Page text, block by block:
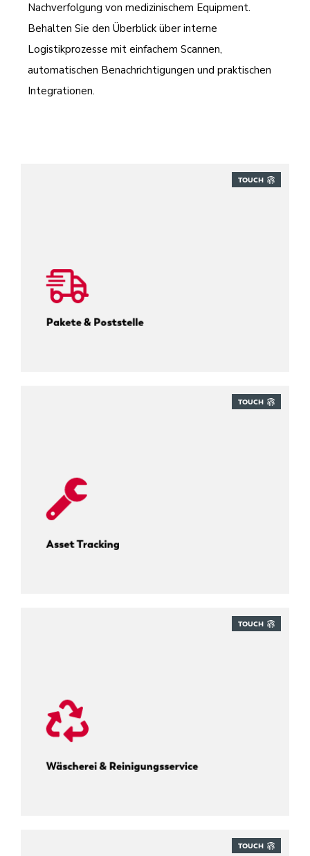
Nachverfolgung von medizinischem Equipment.
Behalten Sie den Überblick über interne
Logistikprozesse mit einfachem Scannen,
automatischen Benachrichtigungen und praktischen
Integrationen.
TOUCH
Pakete & Poststelle
TOUCH
Asset Tracking
TOUCH
Wäscherei & Reinigungsservice
TOUCH